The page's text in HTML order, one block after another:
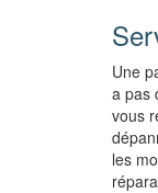
Une
a pas
vous
les